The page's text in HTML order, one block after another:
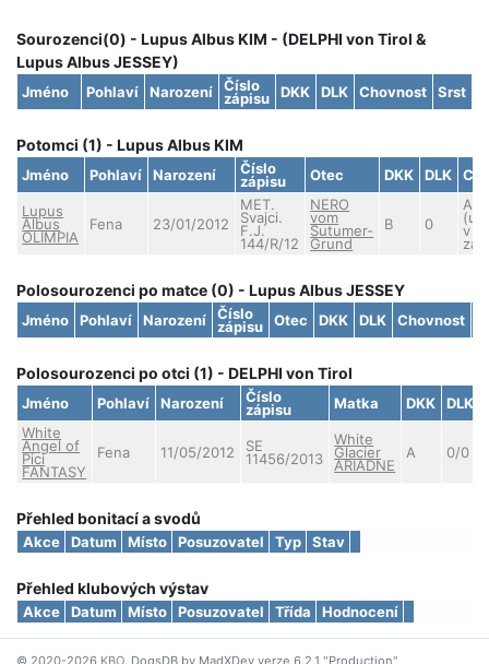
Sourozenci(0) - Lupus Albus KIM - (DELPHI von Tirol &
Lupus Albus JESSEY)
Jméno Pohlaví Narození Číslo
zápisu DKK DLK Chovnost Srst
Potomci (1) - Lupus Albus KIM
Jméno Pohlaví Narození Číslo
zápisu Otec DKK DLK
Lupus
Albus
OLIMPIA
Fena 23/01/2012
MET.
Svajci.
F.J.
144/R/12
NERO
vom
Sutumer-
Grund
B 0 v
Polosourozenci po matce (0) - Lupus Albus JESSEY
Jméno Pohlaví Narození Číslo
zápisu Otec DKK DLK Chovnost
Polosourozenci po otci (1) - DELPHI von Tirol
Jméno Pohlaví Narození Číslo
zápisu Matka DKK DLK
White
Angel of
Pici
FANTASY
Fena 11/05/2012 SE
11456/2013
White
Glacier
ARIADNE
A 0/0
Přehled bonitací a svodů
Akce Datum Místo Posuzovatel Typ Stav
Přehled klubových výstav
Akce Datum Místo Posuzovatel Třída Hodnocení
© 2020-2026 KBO. DogsDB by MadXDev verze 6.2.1 "Production"